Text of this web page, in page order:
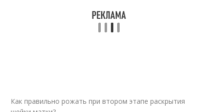
Как правильно рожать при втором этапе раскрытия